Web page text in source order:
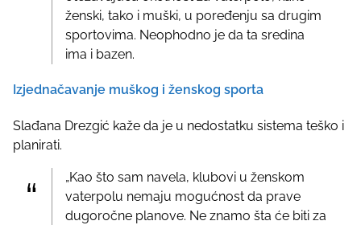
ženski, tako i muški, u poređenju sa drugim
sportovima. Neophodno je da ta sredina
ima i bazen.
Izjednačavanje muškog i ženskog sporta
Slađana Drezgić kaže da je u nedostatku sistema teško i
planirati.
„Kao što sam navela, klubovi u ženskom
vaterpolu nemaju mogućnost da prave
dugoročne planove. Ne znamo šta će biti za